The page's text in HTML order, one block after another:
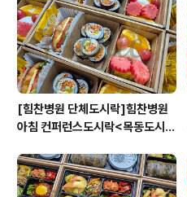
[힘찬병원 단체도시락]힘찬병원
아침 컨퍼런스도시락<목동도시
원스피크닉>